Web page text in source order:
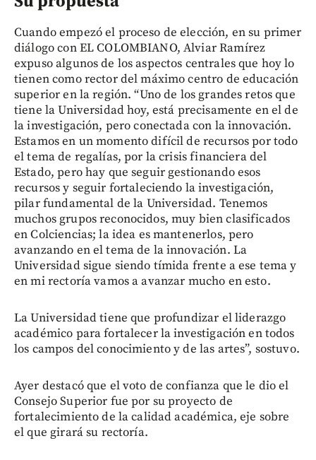
Cuando empezó el proceso de elección, en su primer
diálogo con EL COLOMBIANO, Alviar Ramírez
expuso algunos de los aspectos centrales que hoy lo
tienen como rector del máximo centro de educación
superior en la región. “Uno de los grandes retos que
tiene la Universidad hoy, está precisamente en el de
la investigación, pero conectada con la innovación.
Estamos en un momento difícil de recursos por todo
el tema de regalías, por la crisis financiera del
Estado, pero hay que seguir gestionando esos
recursos y seguir fortaleciendo la investigación,
pilar fundamental de la Universidad. Tenemos
muchos grupos reconocidos, muy bien clasificados
en Colciencias; la idea es mantenerlos, pero
avanzando en el tema de la innovación. La
Universidad sigue siendo tímida frente a ese tema y
en mi rectoría vamos a avanzar mucho en esto.
La Universidad tiene que profundizar el liderazgo
académico para fortalecer la investigación en todos
los campos del conocimiento y de las artes”, sostuvo.
Ayer destacó que el voto de confianza que le dio el
Consejo Superior fue por su proyecto de
fortalecimiento de la calidad académica, eje sobre
el que girará su rectoría.